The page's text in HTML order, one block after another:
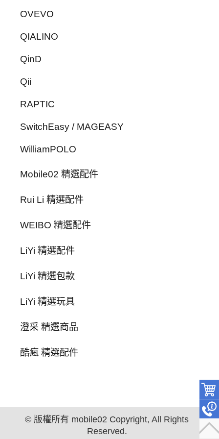
OVEVO
QIALINO
QinD
Qii
RAPTIC
SwitchEasy / MAGEASY
WilliamPOLO
Mobile02 精選配件
Rui Li 精選配件
WEIBO 精選配件
LiYi 精選配件
LiYi 精選包款
LiYi 精選玩具
澄采 精選商品
酷瘋 精選配件
© 版權所有 mobile02 Copyright, All Rights
Reserved.